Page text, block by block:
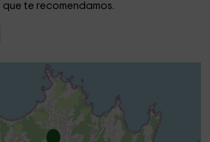
que te recomendamos.